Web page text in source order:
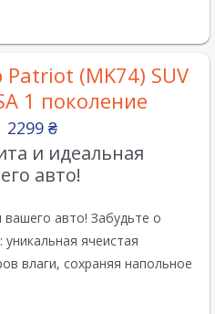
Patriot (MK74) SUV
1 поколение
2299 ₴
и идеальная
авто!
вашего авто! Забудьте о
уникальная ячеистая
влаги, сохраняя напольное